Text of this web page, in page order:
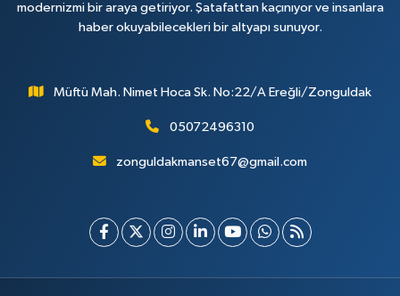
modernizmi bir araya getiriyor. Şatafattan kaçınıyor ve insanlara
haber okuyabilecekleri bir altyapı sunuyor.
Müftü Mah. Nimet Hoca Sk. No:22/A Ereğli/Zonguldak
05072496310
zonguldakmanset67@gmail.com